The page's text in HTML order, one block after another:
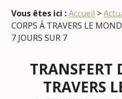
Vous êtes ici : Accueil >
CORPS À TRAVERS LE
7 JOURS SUR 7
TRANSFERT
TRAVERS